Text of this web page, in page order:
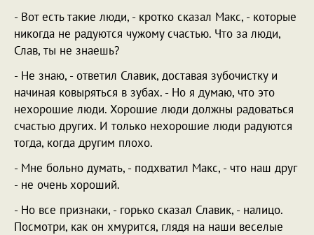
- Вот есть такие люди, - кротко сказал Макс, - которые
никогда не радуются чужому счастью. Что за люди,
Слав, ты не знаешь?
- Не знаю, - ответил Славик, доставая зубочистку и
начиная ковыряться в зубах. - Но я думаю, что это
нехорошие люди. Хорошие люди должны радоваться
счастью других. И только нехорошие люди радуются
тогда, когда другим плохо.
- Мне больно думать, - подхватил Макс, - что наш друг
- не очень хороший.
- Но все признаки, - горько сказал Славик, - налицо.
Посмотри, как он хмурится, глядя на наши веселые